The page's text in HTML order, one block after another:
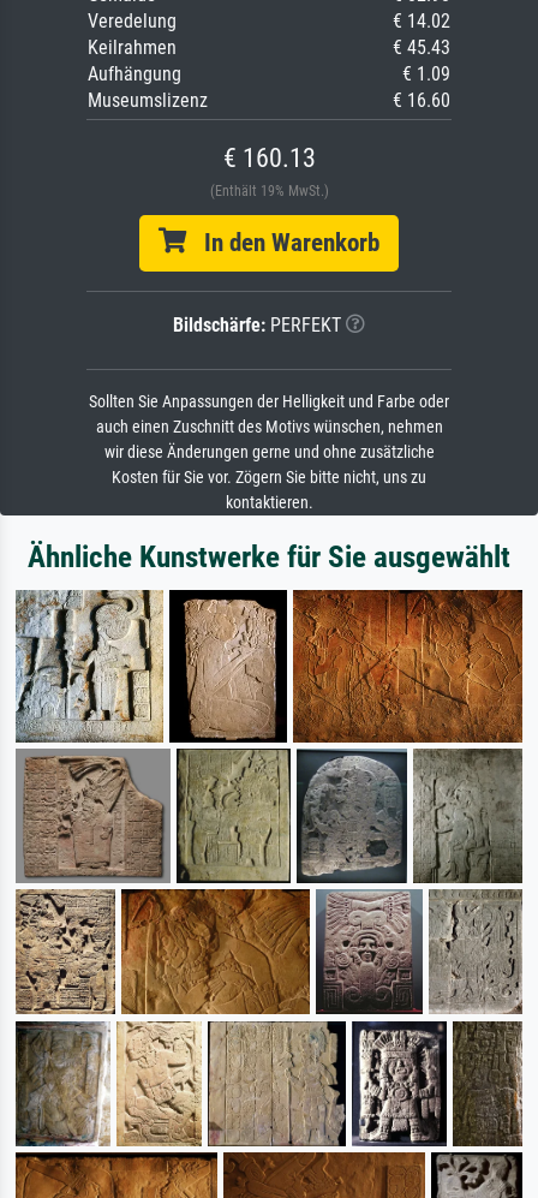
Veredelung
€ 14.02
Keilrahmen
€ 45.43
Aufhängung
€ 1.09
Museumslizenz
€ 16.60
€ 160.13
(Enthält 19% MwSt.)
In den Warenkorb
Bildschärfe: PERFEKT
Sollten Sie Anpassungen der Helligkeit und Farbe oder
auch einen Zuschnitt des Motivs wünschen, nehmen
wir diese Änderungen gerne und ohne zusätzliche
Kosten für Sie vor. Zögern Sie bitte nicht, uns zu
kontaktieren.
Ähnliche Kunstwerke für Sie ausgewählt